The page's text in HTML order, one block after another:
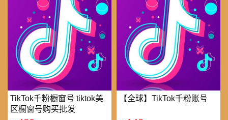
TikTok千粉橱窗号 tiktok美
区橱窗号购买批发
【全球】TikTok千粉账号